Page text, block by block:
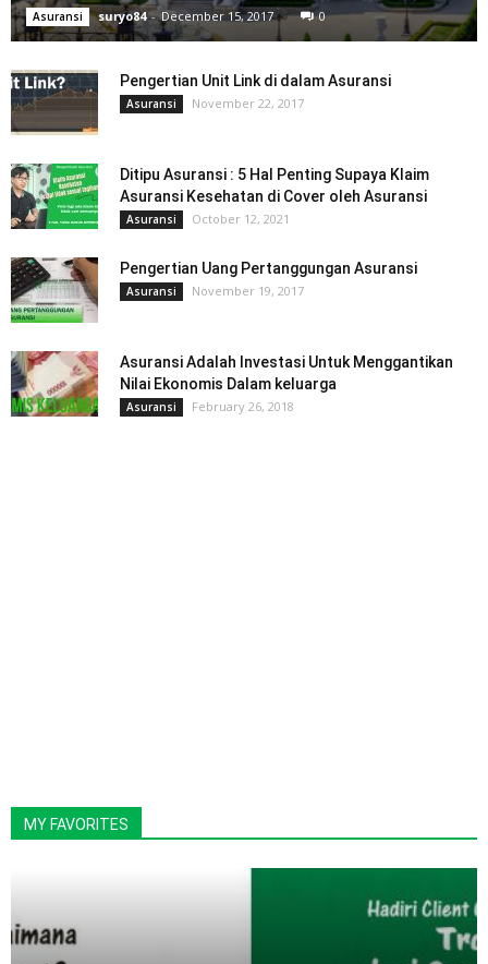
Asuransi suryo84 - December 15, 2017 0
Pengertian Unit Link di dalam Asuransi
Asuransi November 22, 2017
Ditipu Asuransi : 5 Hal Penting Supaya Klaim
Asuransi Kesehatan di Cover oleh Asuransi
Asuransi October 12, 2021
Pengertian Uang Pertanggungan Asuransi
Asuransi November 19, 2017
Asuransi Adalah Investasi Untuk Menggantikan
Nilai Ekonomis Dalam keluarga
Asuransi February 26, 2018
MY FAVORITES